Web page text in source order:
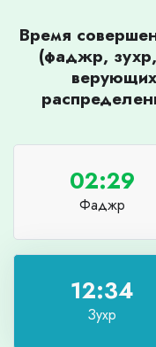
Время
(фаджр,
02:29
Фаджр
12:34
Зухр